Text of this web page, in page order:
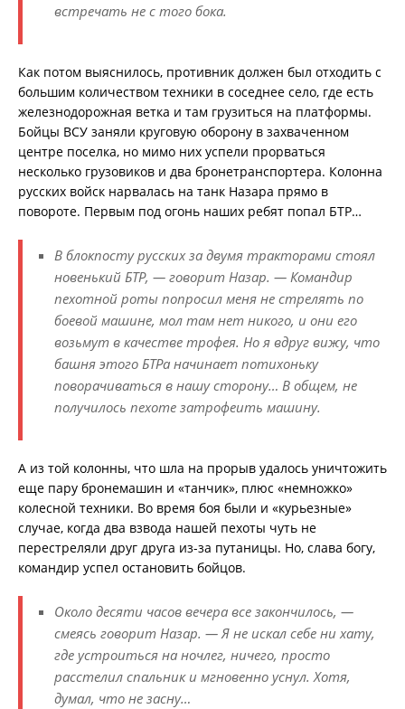
встречать не с того бока.
Как потом выяснилось, противник должен был отходить с
большим количеством техники в соседнее село, где есть
железнодорожная ветка и там грузиться на платформы.
Бойцы ВСУ заняли круговую оборону в захваченном
центре поселка, но мимо них успели прорваться
несколько грузовиков и два бронетранспортера. Колонна
русских войск нарвалась на танк Назара прямо в
повороте. Первым под огонь наших ребят попал БТР…
В блокпосту русских за двумя тракторами стоял
новенький БТР, — говорит Назар. — Командир
пехотной роты попросил меня не стрелять по
боевой машине, мол там нет никого, и они его
возьмут в качестве трофея. Но я вдруг вижу, что
башня этого БТРа начинает потихоньку
поворачиваться в нашу сторону… В общем, не
получилось пехоте затрофеить машину.
А из той колонны, что шла на прорыв удалось уничтожить
еще пару бронемашин и «танчик», плюс «немножко»
колесной техники. Во время боя были и «курьезные»
случае, когда два взвода нашей пехоты чуть не
перестреляли друг друга из-за путаницы. Но, слава богу,
командир успел остановить бойцов.
Около десяти часов вечера все закончилось, —
смеясь говорит Назар. — Я не искал себе ни хату,
где устроиться на ночлег, ничего, просто
расстелил спальник и мгновенно уснул. Хотя,
думал, что не засну…